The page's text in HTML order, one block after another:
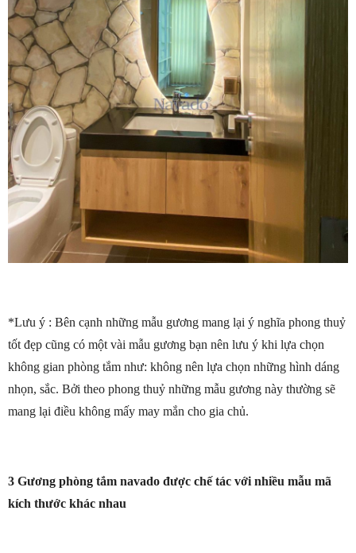
*Lưu ý : Bên cạnh những mẫu gương mang lại ý nghĩa phong thuỷ
tốt đẹp cũng có một vài mẫu gương bạn nên lưu ý khi lựa chọn
không gian phòng tắm như: không nên lựa chọn những hình dáng
nhọn, sắc. Bởi theo phong thuỷ những mẫu gương này thường sẽ
mang lại điều không mấy may mắn cho gia chủ.
3 Gương phòng tắm navado được chế tác với nhiều mẫu mã
kích thước khác nhau